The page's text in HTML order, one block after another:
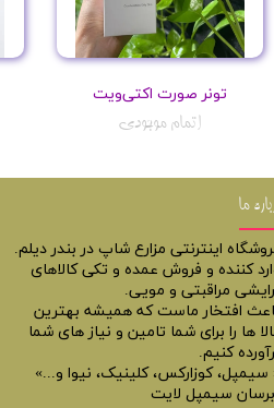
تونر صورت اکتی‌ویت
اتمام موجودی
ما
اینترنتی مزارع شاپ در بندر دیلم.
کننده و فروش عمده و تکی کالاهای
مراقبتی و مویی.
افتخار ماست که همیشه بهترین
ها را برای شما تامین و نیاز های شما
کنیم.
سیمپل، کوزارکس، کلینیک، نیوا و...»
سیمپل لایت